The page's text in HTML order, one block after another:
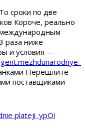
сроки по две
Короче, реально
раза ниже
и условия —
Перешлите
поставщиками
plateji_ypOi